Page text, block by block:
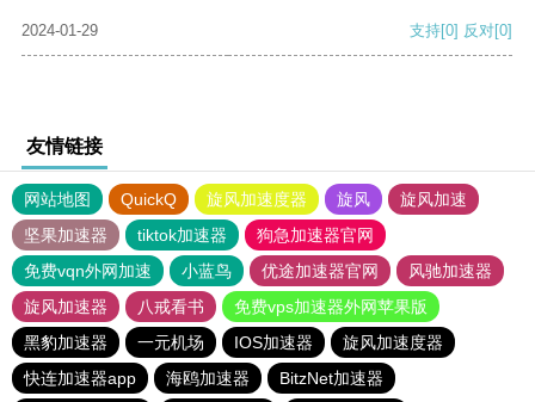
2024-01-29 支持[0] 反对[0]
友情链接
网站地图 QuickQ 旋风加速度器 旋风
旋风加速
坚果加速器
tiktok加速器
狗急加速器官网
免费vqn外网加速
小蓝鸟 优途加速器官网
风驰加速器
旋风加速器
八戒看书
免费vps加速器外网苹果版
黑豹加速器
一元机场 IOS加速器
旋风加速度器
快连加速器app
海鸥加速器 BitzNet加速器